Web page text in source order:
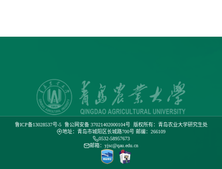
鲁ICP备13028537号-5 鲁公网安备 37021402000104号 版权所有：青岛农业大学研究生处
地址：青岛市城阳区长城路700号 邮编：266109
0532-58957673
邮箱：yjsc@qau.edu.cn